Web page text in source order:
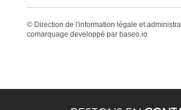
© Direction de l'information légale et
comarquage developpé par baseo.io